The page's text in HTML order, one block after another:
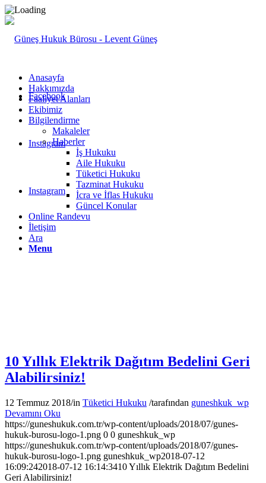
Facebook
Instagram
Instagram
Anasayfa
Hakkımızda
Faaliyet Alanları
Ekibimiz
Bilgilendirme
Makaleler
Haberler
İş Hukuku
Aile Hukuku
Tüketici Hukuku
Tazminat Hukuku
İcra ve İflas Hukuku
Güncel Konular
Online Randevu
İletişim
Ara
Menu
10 Yıllık Elektrik Dağıtım Bedelini Geri
Alabilirsiniz!
12 Temmuz 2018/in Tüketici Hukuku /tarafından guneshkuk_wp
Devamını Oku
https://guneshukuk.com.tr/wp-content/uploads/2018/07/gunes-
hukuk-burosu-logo-1.png 0 0 guneshkuk_wp
https://guneshukuk.com.tr/wp-content/uploads/2018/07/gunes-
hukuk-burosu-logo-1.png guneshkuk_wp2018-07-12
16:09:242018-07-12 16:14:3410 Yıllık Elektrik Dağıtım Bedelini
Geri Alabilirsiniz!